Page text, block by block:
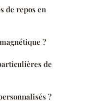
de repos en
?
de
?